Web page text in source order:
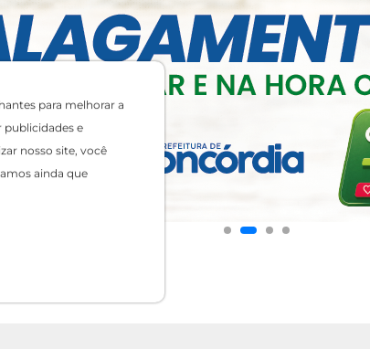
para melhorar a
publicidades e
nosso site, você
ainda que